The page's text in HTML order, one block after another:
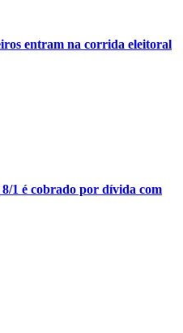
entram na corrida eleitoral
1 é cobrado por dívida com